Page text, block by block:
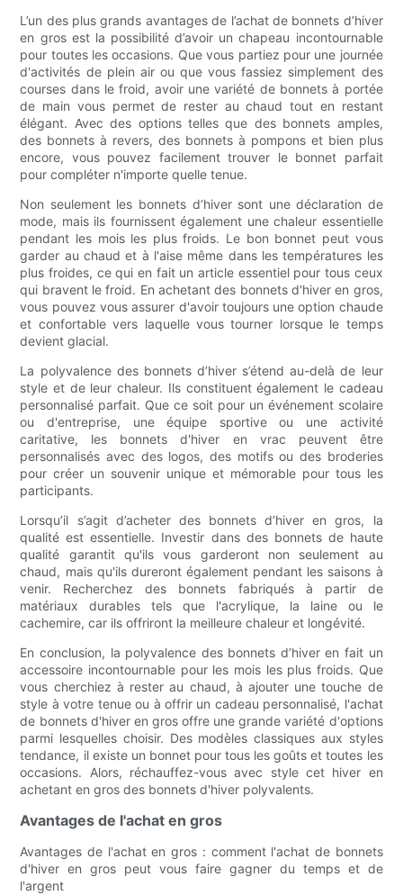
L’un des plus grands avantages de l’achat de bonnets d’hiver
en gros est la possibilité d’avoir un chapeau incontournable
pour toutes les occasions. Que vous partiez pour une journée
d'activités de plein air ou que vous fassiez simplement des
courses dans le froid, avoir une variété de bonnets à portée
de main vous permet de rester au chaud tout en restant
élégant. Avec des options telles que des bonnets amples,
des bonnets à revers, des bonnets à pompons et bien plus
encore, vous pouvez facilement trouver le bonnet parfait
pour compléter n'importe quelle tenue.
Non seulement les bonnets d’hiver sont une déclaration de
mode, mais ils fournissent également une chaleur essentielle
pendant les mois les plus froids. Le bon bonnet peut vous
garder au chaud et à l'aise même dans les températures les
plus froides, ce qui en fait un article essentiel pour tous ceux
qui bravent le froid. En achetant des bonnets d'hiver en gros,
vous pouvez vous assurer d'avoir toujours une option chaude
et confortable vers laquelle vous tourner lorsque le temps
devient glacial.
La polyvalence des bonnets d’hiver s’étend au-delà de leur
style et de leur chaleur. Ils constituent également le cadeau
personnalisé parfait. Que ce soit pour un événement scolaire
ou d'entreprise, une équipe sportive ou une activité
caritative, les bonnets d'hiver en vrac peuvent être
personnalisés avec des logos, des motifs ou des broderies
pour créer un souvenir unique et mémorable pour tous les
participants.
Lorsqu’il s’agit d’acheter des bonnets d’hiver en gros, la
qualité est essentielle. Investir dans des bonnets de haute
qualité garantit qu'ils vous garderont non seulement au
chaud, mais qu'ils dureront également pendant les saisons à
venir. Recherchez des bonnets fabriqués à partir de
matériaux durables tels que l'acrylique, la laine ou le
cachemire, car ils offriront la meilleure chaleur et longévité.
En conclusion, la polyvalence des bonnets d’hiver en fait un
accessoire incontournable pour les mois les plus froids. Que
vous cherchiez à rester au chaud, à ajouter une touche de
style à votre tenue ou à offrir un cadeau personnalisé, l'achat
de bonnets d'hiver en gros offre une grande variété d'options
parmi lesquelles choisir. Des modèles classiques aux styles
tendance, il existe un bonnet pour tous les goûts et toutes les
occasions. Alors, réchauffez-vous avec style cet hiver en
achetant en gros des bonnets d'hiver polyvalents.
Avantages de l'achat en gros
Avantages de l'achat en gros : comment l'achat de bonnets
d'hiver en gros peut vous faire gagner du temps et de
l'argent